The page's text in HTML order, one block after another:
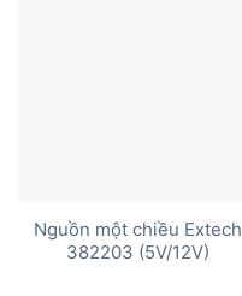
Nguồn một chiều Extech
382203 (5V/12V)